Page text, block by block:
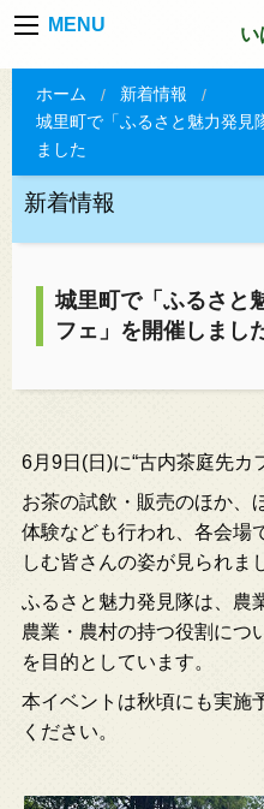
MENU い
ホーム
新着情報
城里町で「ふるさと魅力発見
ました
新着情報
城里町で「ふるさと
フェ」を開催しまし
6月9日(日)に“古内茶庭先カ
お茶の試飲・販売のほか、
体験なども行われ、各会場
しむ皆さんの姿が見られま
ふるさと魅力発見隊は、農
農業・農村の持つ役割につ
を目的としています。
本イベントは秋頃にも実施
ください。